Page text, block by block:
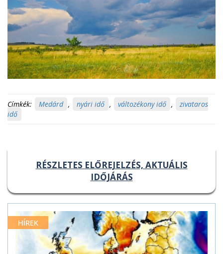
Címkék: Medárd , nyári idő , változékony idő ,
zivataros
idő
RÉSZLETES ELŐREJELZÉS, AKTUÁLIS
IDŐJÁRÁS
HÍREK